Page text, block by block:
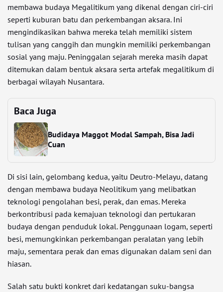
membawa budaya Megalitikum yang dikenal dengan ciri-ciri
seperti kuburan batu dan perkembangan aksara. Ini
mengindikasikan bahwa mereka telah memiliki sistem
tulisan yang canggih dan mungkin memiliki perkembangan
sosial yang maju. Peninggalan sejarah mereka masih dapat
ditemukan dalam bentuk aksara serta artefak megalitikum di
berbagai wilayah Nusantara.
Baca Juga
Budidaya Maggot Modal Sampah, Bisa Jadi
Cuan
Di sisi lain, gelombang kedua, yaitu Deutro-Melayu, datang
dengan membawa budaya Neolitikum yang melibatkan
teknologi pengolahan besi, perak, dan emas. Mereka
berkontribusi pada kemajuan teknologi dan pertukaran
budaya dengan penduduk lokal. Penggunaan logam, seperti
besi, memungkinkan perkembangan peralatan yang lebih
maju, sementara perak dan emas digunakan dalam seni dan
hiasan.
Salah satu bukti konkret dari kedatangan suku-bangsa